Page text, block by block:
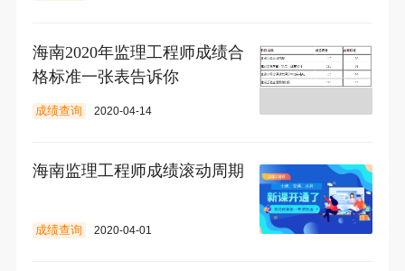
海南2020年监理工程师成绩合
格标准一张表告诉你
成绩查询 2020-04-14
海南监理工程师成绩滚动周期
成绩查询 2020-04-01